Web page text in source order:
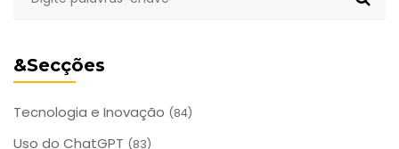
&Secções
Tecnologia e Inovação (84)
Uso do ChatGPT (83)